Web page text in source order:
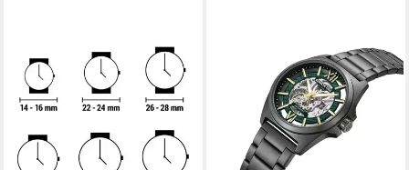
Luxusuhr Herrenuhr
KCWGX0077403
ab 311,33 €